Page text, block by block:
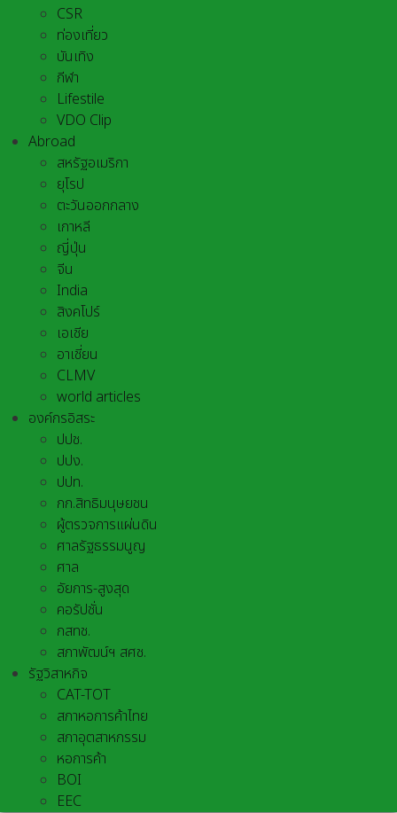
CSR
ท่องเที่ยว
บันเทิง
กีฬา
Lifestile
VDO Clip
Abroad
สหรัฐอเมริกา
ยุโรป
ตะวันออกกลาง
เกาหลี
ญี่ปุ่น
จีน
India
สิงคโปร์
เอเชีย
อาเชี่ยน
CLMV
world articles
องค์กรอิสระ
ปปช.
ปปง.
ปปท.
กก.สิทธิมนุษยชน
ผู้ตรวจการแผ่นดิน
ศาลรัฐธรรมนูญ
ศาล
อัยการ-สูงสุด
คอรัปชั่น
กสทช.
สภาพัฒน์ฯ สศช.
รัฐวิสาหกิจ
CAT-TOT
สภาหอการค้าไทย
สภาอุตสาหกรรม
หอการค้า
BOI
EEC